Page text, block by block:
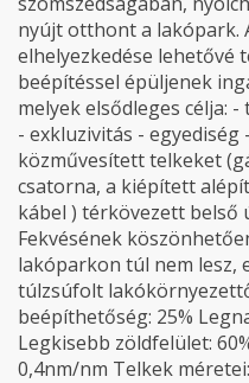
nyújt otthont a lakópark.
elhelyezkedése lehetővé
beépítéssel épüljenek
melyek elsődleges célja:
- exkluzivitás - egyediség
közművesített telkeket
csatorna, a kiépített
kábel ) térkövezett belső
Fekvésének
lakóparkon túl nem lesz,
túlzsúfolt
beépíthetőség: 25%
Legkisebb zöldfelület:
0,4nm/nm Telkek